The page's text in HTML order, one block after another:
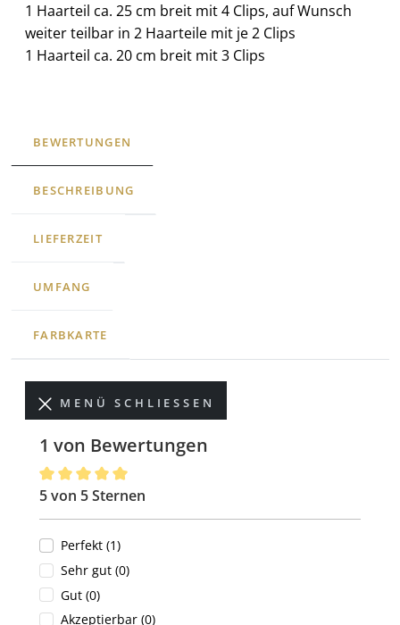
1 Haarteil ca. 25 cm breit mit 4 Clips, auf Wunsch
weiter teilbar in 2 Haarteile mit je 2 Clips
1 Haarteil ca. 20 cm breit mit 3 Clips
BEWERTUNGEN
BESCHREIBUNG
LIEFERZEIT
UMFANG
FARBKARTE
MENÜ SCHLIESSEN
1 von Bewertungen
Durchschnittliche Bewertung von 5 von 5 Sternen
5 von 5 Sternen
Perfekt (1)
Sehr gut (0)
Gut (0)
Akzeptierbar (0)